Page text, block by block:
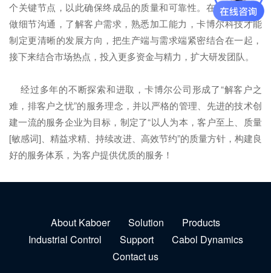
个关键节点，以此确保终成品的质量和可靠性。在前端与客户
做细节沟通，了解客户需求，熟悉加工能力，卡博尔科技才能
制定更清晰的发展方向，把生产端与需求端紧密结合在一起，
接下来结合市场热点，投入更多资金与精力，扩大研发团队。
经过多年的不断探索和进取，卡博尔公司形成了“解客户之
难，排客户之忧”的服务理念，并以严格的管理、先进的技术创
建一流的服务企业为目标，制定了“以人为本，客户至上、质量
[敏感词]、精益求精、持续改进、高效节约”的质量方针，构建良
好的服务体系，为客户提供优质的服务！
About Kaboer Solution
Products
Industrial Control
Support
Cabol Dynamics
Contact us